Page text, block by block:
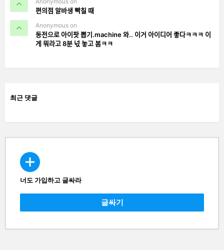
편의점 알바생 빡칠 때
Anonymous on
동전으로 아이팟 뽑기.machine 와.. 이거 아이디어 좋다ㅋㅋㅋ 이
게 뭐라고 8분 넋 놓고 봄ㅋㅋ
최근 댓글
CREATE
너도 가입하고 글싸라
글싸기